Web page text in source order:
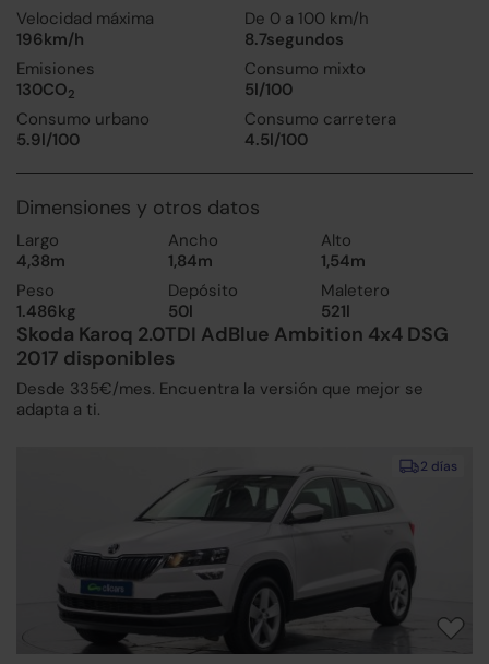
Velocidad máxima
196km/h
De 0 a 100 km/h
8.7segundos
Emisiones
130CO2
Consumo mixto
5l/100
Consumo urbano
5.9l/100
Consumo carretera
4.5l/100
Dimensiones y otros datos
Largo
4,38m
Ancho
1,84m
Alto
1,54m
Peso
1.486kg
Depósito
50l
Maletero
521l
Skoda Karoq 2.0TDI AdBlue Ambition 4x4 DSG
2017 disponibles
Desde 335€/mes. Encuentra la versión que mejor se
adapta a ti.
2 días